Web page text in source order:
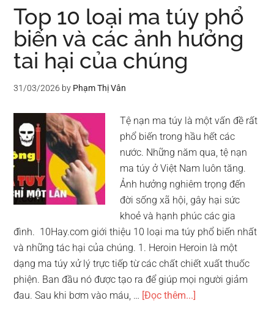
của
dân
số
mối
lo
ngại
Top 10 loại ma túy phổ
biến và các ảnh hưởng
tai hại của chúng
31/03/2026 by Phạm Thị Vân
Tệ nạn ma túy là một vấn đề rất
phổ biến trong hầu hết các
nước. Những năm qua, tệ nạn
ma túy ở Việt Nam luôn tăng.
Ảnh hưởng nghiêm trọng đến
đời sống xã hội, gây hại sức
khoẻ và hạnh phúc các gia
đình. 10Hay.com giới thiệu 10 loại ma túy phổ biến nhất
và những tác hại của chúng. 1. Heroin Heroin là một
dạng ma túy xử lý trực tiếp từ các chất chiết xuất thuốc
phiện. Ban đầu nó được tạo ra để giúp mọi người giảm
đau. Sau khi bơm vào máu, … [Đọc thêm...]